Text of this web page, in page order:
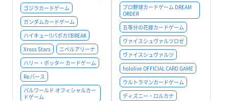
ゴジラカードゲーム
ガンダムカードゲーム
ハイキュー!!バボカ!!BREAK
Xross Stars
ニベルアリーナ
ハリー・ポッター カードゲーム
Reバース
パルワールド オフィシャルカー
ドゲーム
プロ野球カードゲーム DREAM
ORDER
五等分の花嫁カードゲーム
ヴァイスシュヴァルツロゼ
ヴァイスシュヴァルツ
hololive OFFICIAL CARD GAME
ウルトラマンカードゲーム
ディズニー・ロルカナ